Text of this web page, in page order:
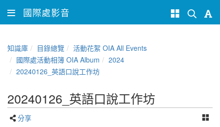
國際處影音
知識庫 目錄總覽
活動花絮 OIA All Events
國際處活動相簿 OIA Album
2024
20240126_英語口說工作坊
20240126_英語口說工作坊
分享